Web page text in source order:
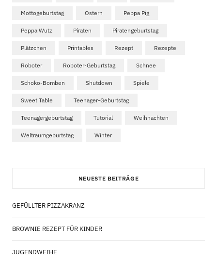
Mottogeburtstag Ostern Peppa Pig
Peppa Wutz Piraten Piratengeburtstag
Plätzchen Printables Rezept Rezepte
Roboter Roboter-Geburtstag Schnee
Schoko-Bomben Shutdown Spiele
Sweet Table Teenager-Geburtstag
Teenagergeburtstag Tutorial Weihnachten
Weltraumgeburtstag Winter
NEUESTE BEITRÄGE
GEFÜLLTER PIZZAKRANZ
BROWNIE REZEPT FÜR KINDER
JUGENDWEIHE